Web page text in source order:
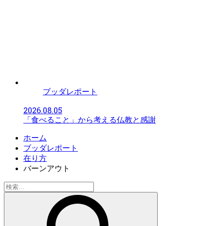
ブッダレポート
2026.08.05
「食べること」から考える仏教と感謝
ホーム
ブッダレポート
在り方
バーンアウト
検
索: